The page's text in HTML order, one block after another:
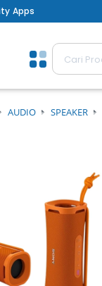
Apps
AUDIO SPEAKER